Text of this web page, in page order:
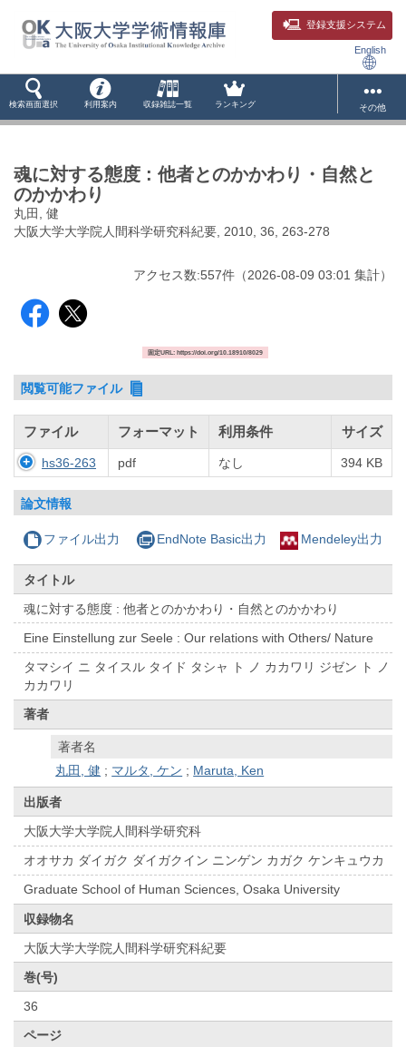
登録支援システム
English
検索画面選択 利用案内 収録雑誌一覧 ランキング その他
魂に対する態度 : 他者とのかかわり・自然と
のかかわり
丸田, 健
大阪大学大学院人間科学研究科紀要, 2010, 36, 263-278
アクセス数:557件 （2026-08-09 03:01 集計）
固定URL: https://doi.org/10.18910/8029
閲覧可能ファイル
ファイル フォーマット 利用条件 サイズ
hs36-263 pdf なし 394 KB
論文情報
ファイル出力 EndNote Basic出力 Mendeley出力
タイトル
魂に対する態度 : 他者とのかかわり・自然とのかかわり
Eine Einstellung zur Seele : Our relations with Others/ Nature
タマシイ ニ タイスル タイド タシャ ト ノ カカワリ ジゼン ト ノ
カカワリ
著者
著者名
丸田, 健 ; マルタ, ケン ; Maruta, Ken
出版者
大阪大学大学院人間科学研究科
オオサカ ダイガク ダイガクイン ニンゲン カガク ケンキュウカ
Graduate School of Human Sciences, Osaka University
収録物名
大阪大学大学院人間科学研究科紀要
巻(号)
36
ページ